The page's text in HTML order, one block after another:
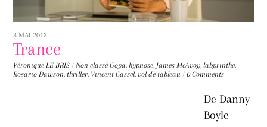
8 MAI 2013
Trance
Véronique LE BRIS / Non classé Goya,hypnose, James McAvoy,labyrinthe,
Rosario Dawson, thriller, Vincent Cassel,vol de tableau / 0 Comments
De Danny
Boyle